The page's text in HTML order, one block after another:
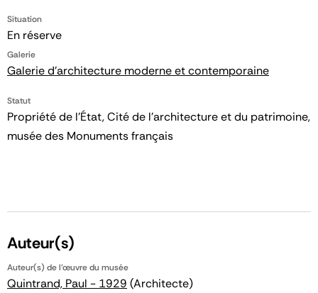
Situation
En réserve
Galerie
Galerie d'architecture moderne et contemporaine
Statut
Propriété de l’État, Cité de l’architecture et du patrimoine,
musée des Monuments français
Auteur(s)
Auteur(s) de l'œuvre du musée
Quintrand, Paul - 1929 (Architecte)